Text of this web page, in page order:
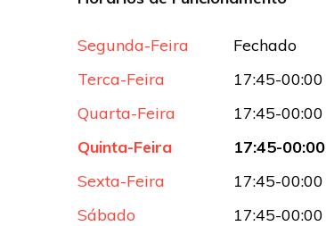
Segunda-Feira
Fechado
Terca-Feira
17:45-00:00
Quarta-Feira
17:45-00:00
Quinta-Feira
17:45-00:00
Sexta-Feira
17:45-00:00
Sábado
17:45-00:00